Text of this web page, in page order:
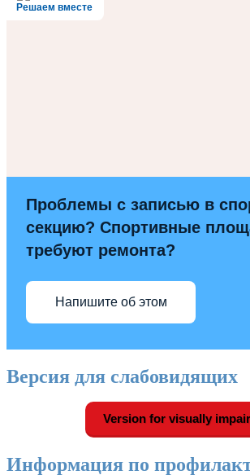
Решаем вместе
Проблемы с записью в
секцию? Спортивные
требуют ремонта?
Напишите об этом
Версия для слабовидящих
Version for visually
Информация по